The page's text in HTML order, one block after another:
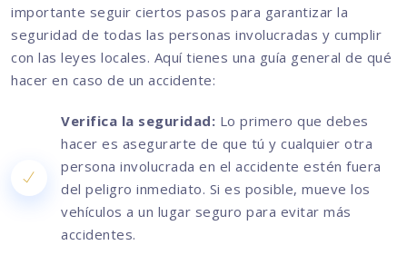
importante seguir ciertos pasos para garantizar la
seguridad de todas las personas involucradas y cumplir
con las leyes locales. Aquí tienes una guía general de qué
hacer en caso de un accidente:
Verifica la seguridad: Lo primero que debes
hacer es asegurarte de que tú y cualquier otra
persona involucrada en el accidente estén fuera
del peligro inmediato. Si es posible, mueve los
vehículos a un lugar seguro para evitar más
accidentes.